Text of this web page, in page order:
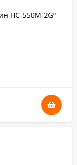
HC-550M-2G"